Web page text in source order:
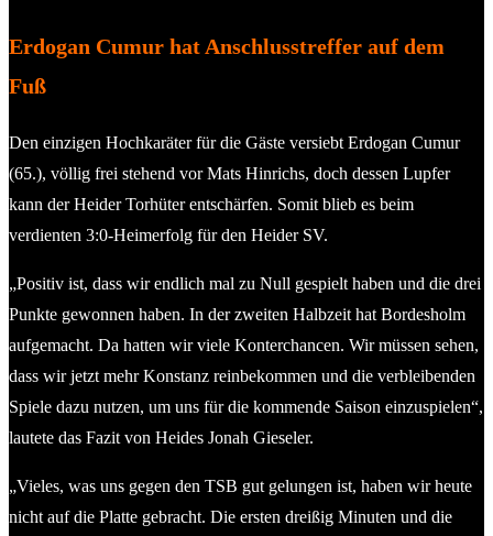
Erdogan Cumur hat Anschlusstreffer auf dem
Fuß
Den einzigen Hochkaräter für die Gäste versiebt Erdogan Cumur
(65.), völlig frei stehend vor Mats Hinrichs, doch dessen Lupfer
kann der Heider Torhüter entschärfen. Somit blieb es beim
verdienten 3:0-Heimerfolg für den Heider SV.
„Positiv ist, dass wir endlich mal zu Null gespielt haben und die drei
Punkte gewonnen haben. In der zweiten Halbzeit hat Bordesholm
aufgemacht. Da hatten wir viele Konterchancen. Wir müssen sehen,
dass wir jetzt mehr Konstanz reinbekommen und die verbleibenden
Spiele dazu nutzen, um uns für die kommende Saison einzuspielen“,
lautete das Fazit von Heides Jonah Gieseler.
„Vieles, was uns gegen den TSB gut gelungen ist, haben wir heute
nicht auf die Platte gebracht. Die ersten dreißig Minuten und die